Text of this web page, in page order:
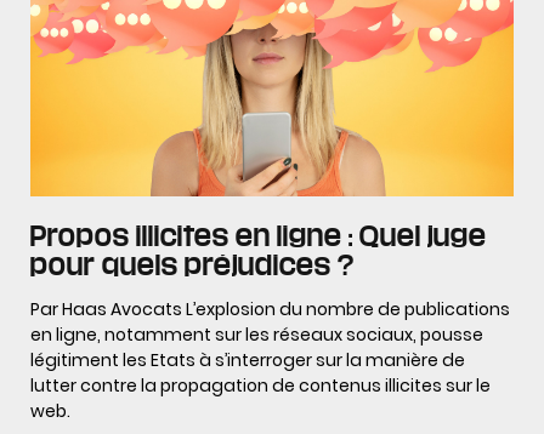
Propos illicites en ligne : Quel juge
pour quels préjudices ?
Par Haas Avocats L’explosion du nombre de publications
en ligne, notamment sur les réseaux sociaux, pousse
légitiment les Etats à s’interroger sur la manière de
lutter contre la propagation de contenus illicites sur le
web.